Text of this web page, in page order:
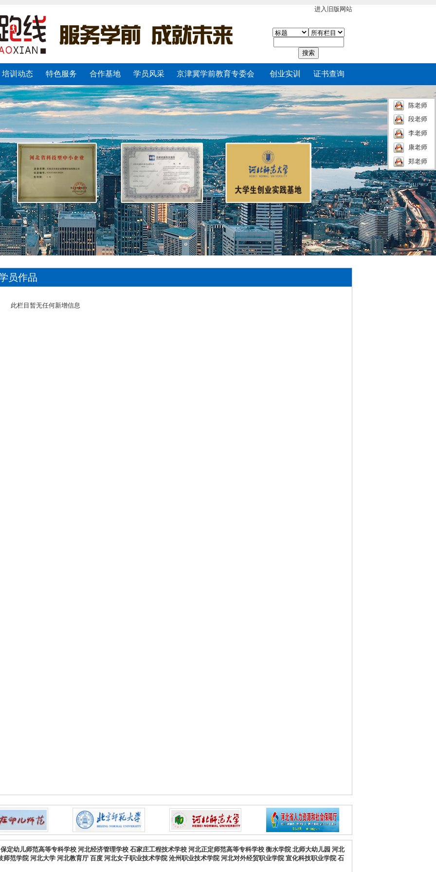
进入旧版网站
培训动态 特色服务 合作基地 学员风采 京津冀学前教育专委会 创业实训 证书查询
员作品
此栏目暂无任何新增信息
保定幼儿师范高等专科学校 河北经济管理学校 石家庄工程技术学校 河北正定师范高等专科学校 衡水学院 北师大幼儿园 河北
师范学院 河北大学 河北教育厅 百度 河北女子职业技术学院 沧州职业技术学院 河北对外经贸职业学院 宣化科技职业学院 石
陈老师
段老师
李老师
康老师
郑老师